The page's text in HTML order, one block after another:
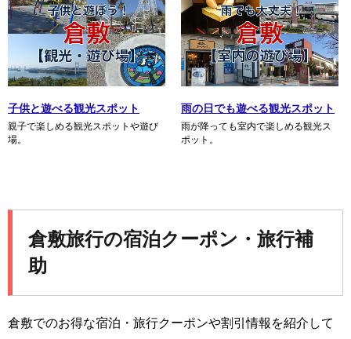
子供と遊べる観光スポット
親子で楽しめる観光スポットや遊び
場。
雨の日でも遊べる観光スポット
雨が降っても室内で楽しめる観光ス
ポット。
倉敷旅行の宿泊クーポン・旅行補
助
倉敷でのお得な宿泊・旅行クーポンや割引情報を紹介して